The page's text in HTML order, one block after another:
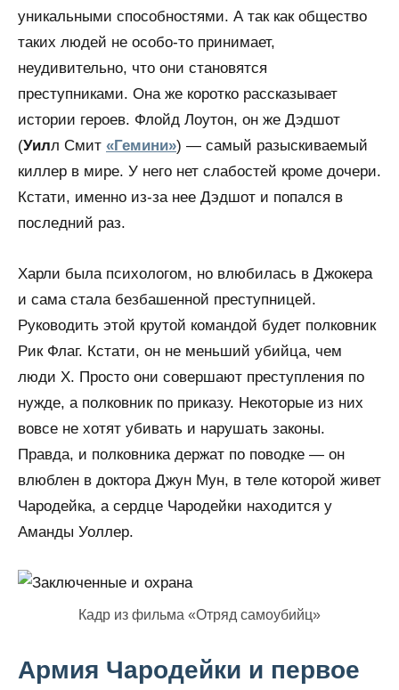
уникальными способностями. А так как общество
таких людей не особо-то принимает,
неудивительно, что они становятся
преступниками. Она же коротко рассказывает
истории героев. Флойд Лоутон, он же Дэдшот
(Уилл Смит «Гемини») — самый разыскиваемый
киллер в мире. У него нет слабостей кроме дочери.
Кстати, именно из-за нее Дэдшот и попался в
последний раз.
Харли была психологом, но влюбилась в Джокера
и сама стала безбашенной преступницей.
Руководить этой крутой командой будет полковник
Рик Флаг. Кстати, он не меньший убийца, чем
люди Х. Просто они совершают преступления по
нужде, а полковник по приказу. Некоторые из них
вовсе не хотят убивать и нарушать законы.
Правда, и полковника держат по поводке — он
влюблен в доктора Джун Мун, в теле которой живет
Чародейка, а сердце Чародейки находится у
Аманды Уоллер.
Кадр из фильма «Отряд самоубийц»
Армия Чародейки и первое